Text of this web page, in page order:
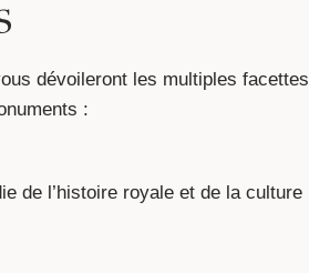
dévoileront les multiples facettes
:
de l’histoire royale et de la culture